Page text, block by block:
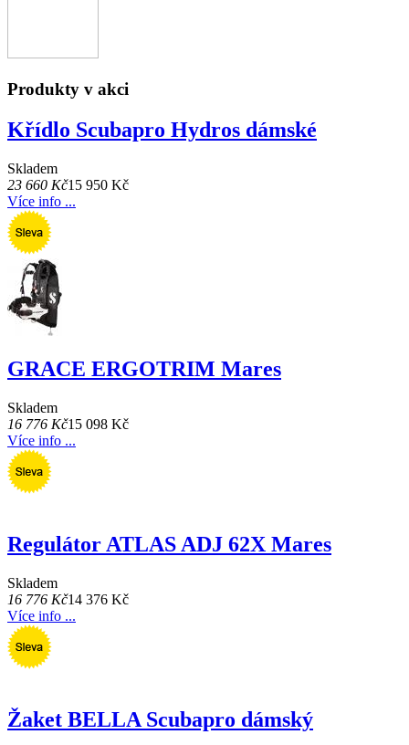
Produkty v akci
Křídlo Scubapro Hydros dámské
Skladem
23 660 Kč15 950 Kč
Více info ...
GRACE ERGOTRIM Mares
Skladem
16 776 Kč15 098 Kč
Více info ...
Regulátor ATLAS ADJ 62X Mares
Skladem
16 776 Kč14 376 Kč
Více info ...
Žaket BELLA Scubapro dámský